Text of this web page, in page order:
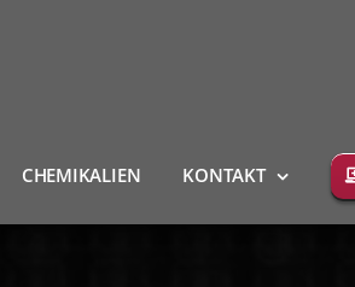
CHEMIKALIEN KONTAKT